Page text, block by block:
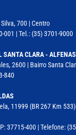
700 | Centro
001 | Tel.: (35) 3701-9000
SANTA CLARA - ALFENAS
2600 | Bairro Santa
840
11999 (BR 267 Km 533)
37715-400 | Telefone: